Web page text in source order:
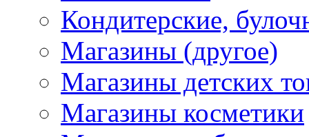
Кондитерские,
Магазины (другое)
Магазины детских
Магазины косметики